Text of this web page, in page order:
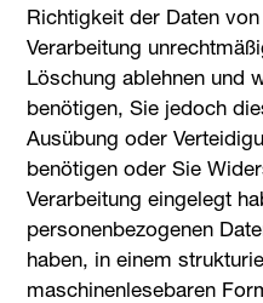
Richtigkeit der Daten
Verarbeitung
Löschung ablehnen und
benötigen, Sie jedoch
Ausübung oder
benötigen oder Sie
Verarbeitung eingelegt
personenbezogenen
haben, in einem
maschinenlesebaren